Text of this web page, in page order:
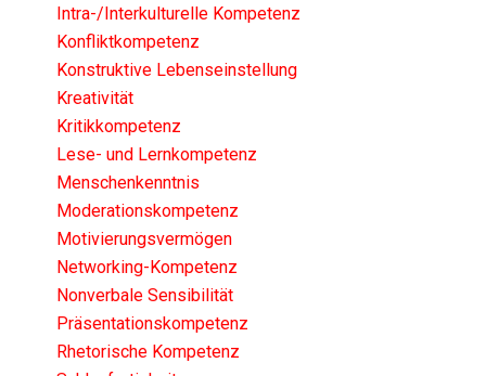
Intra-/Interkulturelle Kompetenz
Konfliktkompetenz
Konstruktive Lebenseinstellung
Kreativität
Kritikkompetenz
Lese- und Lernkompetenz
Menschenkenntnis
Moderationskompetenz
Motivierungsvermögen
Networking-Kompetenz
Nonverbale Sensibilität
Präsentationskompetenz
Rhetorische Kompetenz